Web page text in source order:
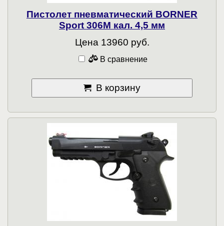
Пистолет пневматический BORNER
Sport 306M кал. 4,5 мм
Цена 13960 руб.
В сравнение
В корзину